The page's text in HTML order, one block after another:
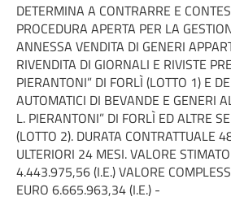
DETERMINA A CONTRARRE E
PROCEDURA APERTA PER LA
ANNESSA VENDITA DI GENERI
RIVENDITA DI GIORNALI E RIVISTE
PIERANTONI” DI FORLÌ (LOTTO 1) E
AUTOMATICI DI BEVANDE E GENERI
L. PIERANTONI” DI FORLÌ ED ALTRE
(LOTTO 2). DURATA CONTRATTUALE
ULTERIORI 24 MESI. VALORE
4.443.975,56 (I.E.) VALORE
EURO 6.665.963,34 (I.E.) -